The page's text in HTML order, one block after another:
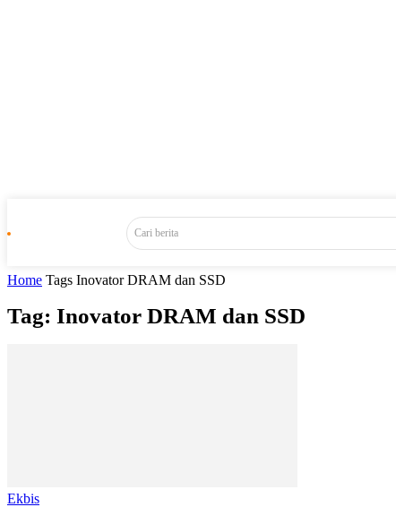
Cari berita
Home Tags Inovator DRAM dan SSD
Tag: Inovator DRAM dan SSD
Ekbis